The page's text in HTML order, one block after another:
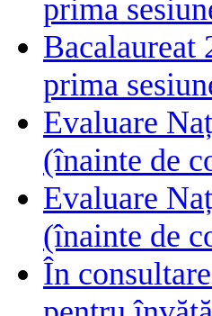
prima
Bacalaureat
prima
Evaluare
(înainte de
Evaluare
(înainte de
În